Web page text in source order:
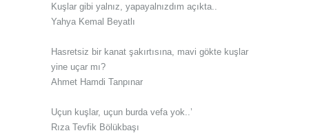
Kuşlar gibi yalnız, yapayalnızdım açıkta..
Yahya Kemal Beyatlı
Hasretsiz bir kanat şakırtısına, mavi gökte kuşlar
yine uçar mı?
Ahmet Hamdi Tanpınar
Uçun kuşlar, uçun burda vefa yok..’
Rıza Tevfik Bölükbaşı